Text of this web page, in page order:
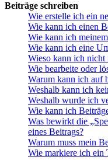
Beiträge schreiben
Wie erstelle ich ein
Wie kann ich einen
Wie kann ich
Wie kann ich eine
Wieso kann ich
Wie bearbeite oder
Warum kann ich auf
Weshalb kann ich
Weshalb wurde ich
Wie kann ich
Was bewirkt die
eines Beitrags?
Warum muss mein
Wie markiere ich ein